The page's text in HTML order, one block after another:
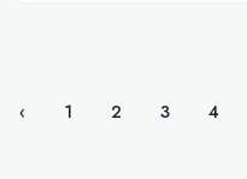
‹ 1 2 3 4